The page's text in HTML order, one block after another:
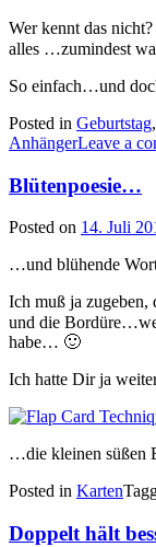
Wer kennt das
alles …zumindest
So einfach…und
Posted in Geburtstag,
AnhängerLeave a
Blütenpoesie…
Posted on 14. Juli
…und blühende
Ich muß ja zugeben,
und die
habe… 🙂
Ich hatte Dir ja
…die kleinen süßen
Posted in Karten
Doppelt hält